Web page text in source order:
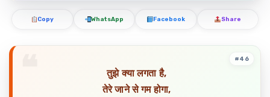
Copy WhatsApp Facebook Share
तुझे क्या लगता है,
तेरे जाने से गम होगा,
#46